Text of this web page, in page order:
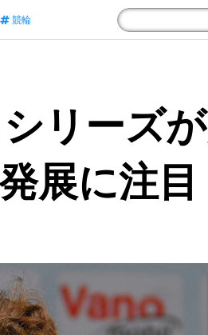
競輪
リーズ
展に注目